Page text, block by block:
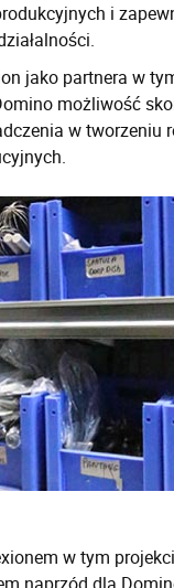
i
jako partnera w
możliwość
w tworzeniu
w tym